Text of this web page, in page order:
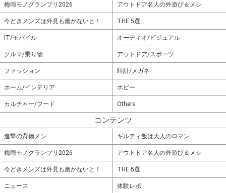
梅雨モノグランプリ2026 アウトドア名人の外遊び＆メシ
今どきメンズは外見も磨かないと！ THE 5選
IT/モバイル オーディオ/ビジュアル
クルマ/乗り物 アウトドア/スポーツ
ファッション 時計/メガネ
ホーム/インテリア ホビー
カルチャー/フード Others
コンテンツ
進撃の背徳メシ ギルティ飯は大人のロマン
梅雨モノグランプリ2026 アウトドア名人の外遊び＆メシ
今どきメンズは外見も磨かないと！ THE 5選
ニュース 体験レポ